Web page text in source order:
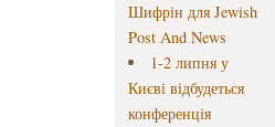
Шифрін для Jewish
Post And News
1-2 липня у
Києві відбудеться
конференція